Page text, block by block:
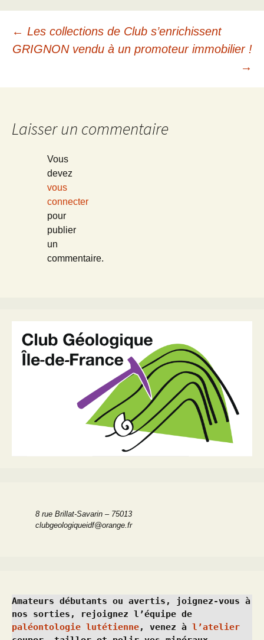
Navigation
← Les collections de Club s’enrichissent
GRIGNON vendu à un promoteur immobilier !
→
Laisser un commentaire
Vous
devez
vous
connecter
pour
publier
un
commentaire.
8 rue Brillat-Savarin – 75013
clubgeologiqueidf@orange.fr
Amateurs débutants ou avertis, joignez-vous à
paléontologie lutétienne, venez à l’atelier